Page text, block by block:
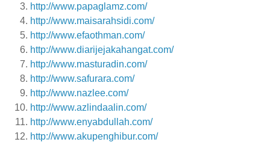
http://www.papaglamz.com/
http://www.maisarahsidi.com/
http://www.efaothman.com/
http://www.diarijejakahangat.com/
http://www.masturadin.com/
http://www.safurara.com/
http://www.nazlee.com/
http://www.azlindaalin.com/
http://www.enyabdullah.com/
http://www.akupenghibur.com/